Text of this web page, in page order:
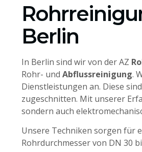
Berlin
In Berlin sind wir von der AZ
Rohr- und Abflussreinigung.
Dienstleistungen an. Diese
zugeschnitten. Mit unserer
sondern auch
Unsere Techniken sorgen für
Rohrdurchmesser von DN 30